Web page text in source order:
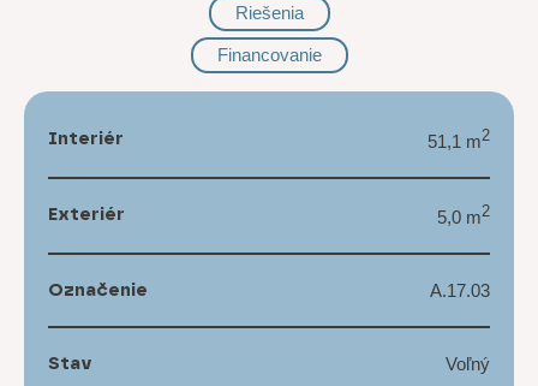
Riešenia
Financovanie
Interiér 51,1 m2
Exteriér 5,0 m2
Označenie A.17.03
Stav Voľný